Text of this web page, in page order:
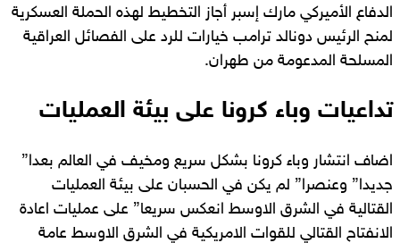
الدفاع الأميركي مارك إسبر أجاز التخطيط لهذه الحملة العسكرية
لمنح الرئيس دونالد ترامب خيارات للرد على الفصائل العراقية
المسلحة المدعومة من طهران.
تداعيات وباء كرونا على بيئة العمليات
اضاف انتشار وباء كرونا بشكل سريع ومخيف في العالم بعدا”
جديدا” وعنصرا” لم يكن في الحسبان على بيئة العمليات
القتالية في الشرق الاوسط انعكس سريعا” على عمليات اعادة
الانفتاح القتالي للقوات الامريكية في الشرق الاوسط عامة